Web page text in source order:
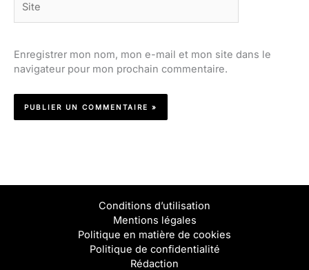
Enregistrer mon nom, mon e-mail et mon site dans le
navigateur pour mon prochain commentaire.
Conditions d’utilisation
Mentions légales
Politique en matière de cookies
Politique de confidentialité
Rédaction